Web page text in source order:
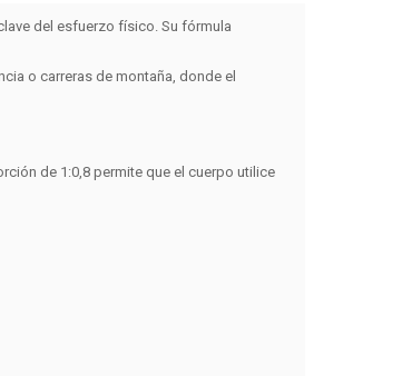
del esfuerzo físico. Su fórmula
o carreras de montaña, donde el
de 1:0,8permite que el cuerpo utilice